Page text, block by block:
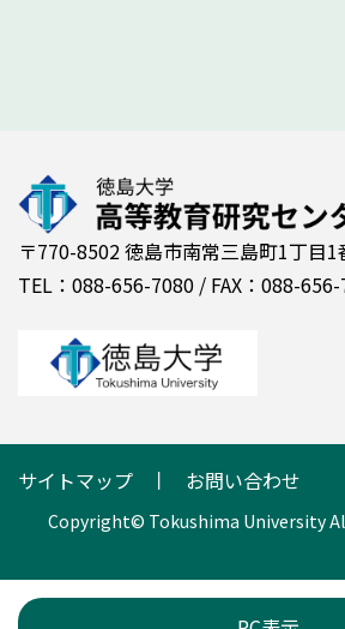
〒770-8502 徳島市南常三島町1丁目1
TEL：088-656-7080 / FAX：088-
サイトマップ お問い合わせ
Copyright© Tokushima University